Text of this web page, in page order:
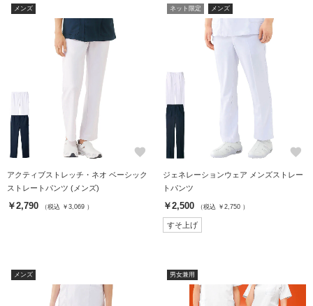
メンズ
favorite
アクティブストレッチ・ネオ ベーシック
ストレートパンツ (メンズ)
￥2,790 （税込 ￥3,069 ）
ネット限定 メンズ
favorite
ジェネレーションウェア メンズストレー
トパンツ
￥2,500 （税込 ￥2,750 ）
すそ上げ
メンズ 男女兼用